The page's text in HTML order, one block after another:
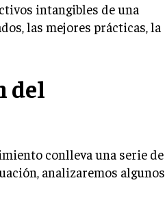
intangibles de una
las mejores prácticas, la
del
conlleva una serie de
analizaremos algunos